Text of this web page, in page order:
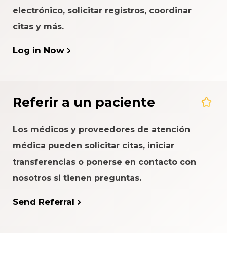
electrónico, solicitar registros, coordinar
citas y más.
Log in Now
Referir a un paciente
Los médicos y proveedores de atención
médica pueden solicitar citas, iniciar
transferencias o ponerse en contacto con
nosotros si tienen preguntas.
Send Referral